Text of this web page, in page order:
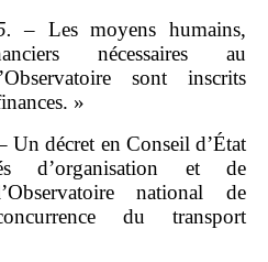
– Les moyens humains,
nécessaires au
sont inscrits
»
Un décret en Conseil d’État
d’organisation et de
national de
du transport